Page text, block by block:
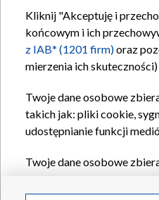
Kliknij "Akceptuję i
końcowym i ich
z IAB* (1201 firm)oraz
mierzenia ich
Twoje dane osobowe
takich jak: pliki cookie,
udostępnianie funkcji
Twoje dane osobowe
Partnerów TVPdla